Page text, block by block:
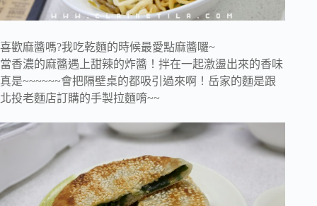
喜歡麻醬嗎?我吃乾麵的時候最愛點麻醬囉~
當香濃的麻醬遇上甜辣的炸醬！拌在一起激盪出來的香味
真是~~~~~~會把隔壁桌的都吸引過來啊！岳家的麵是跟
北投老麵店訂購的手製拉麵唷~~